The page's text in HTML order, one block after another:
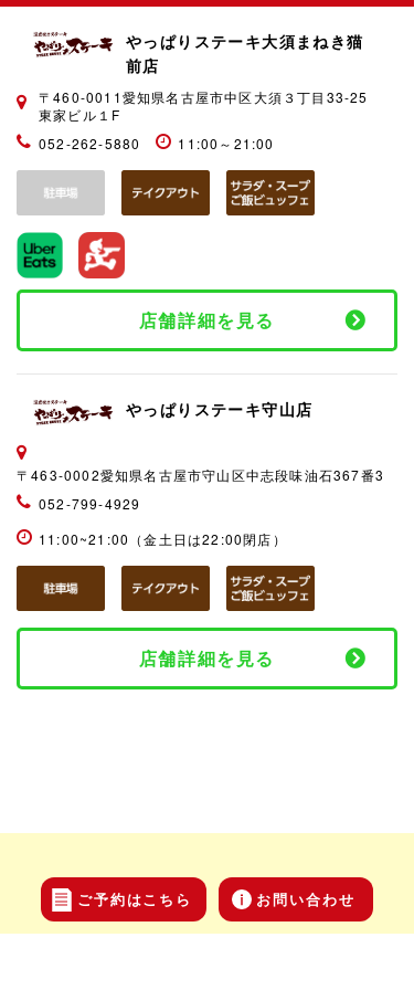
やっぱりステーキ大須まねき猫
前店
〒460-0011愛知県名古屋市中区大須３丁目33-25
東家ビル１F
052-262-5880
11:00～21:00
店舗詳細を見る
やっぱりステーキ守山店
〒463-0002愛知県名古屋市守山区中志段味油石367番3
052-799-4929
11:00~21:00（金土日は22:00閉店）
店舗詳細を見る
ご予約はこちら お問い合わせ